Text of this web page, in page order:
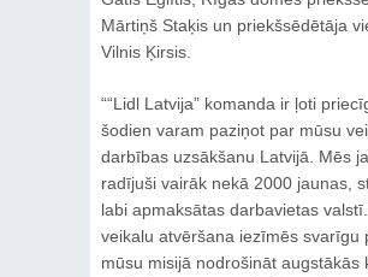
Mārtiņš Staķis un priekšsēdētāja
Vilnis Ķirsis.
““Lidl Latvija” komanda ir ļoti
šodien varam paziņot par mūsu
darbības uzsākšanu Latvijā. Mēs
radījuši vairāk nekā 2000 jaunas,
labi apmaksātas darbavietas valstī.
veikalu atvēršana iezīmēs svarīgu
mūsu misijā nodrošināt augstākās